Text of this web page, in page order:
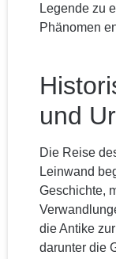
Legende zu
Phänomen
und
Die Reise
Leinwand
Geschichte,
die Antike
darunter die